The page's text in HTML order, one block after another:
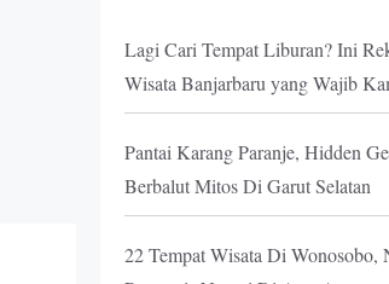
Lagi Cari Tempat Liburan? Ini
Wisata Banjarbaru yang Wajib
Pantai Karang Paranje, Hidden
Berbalut Mitos Di Garut Selatan
22 Tempat Wisata Di Wonosobo,